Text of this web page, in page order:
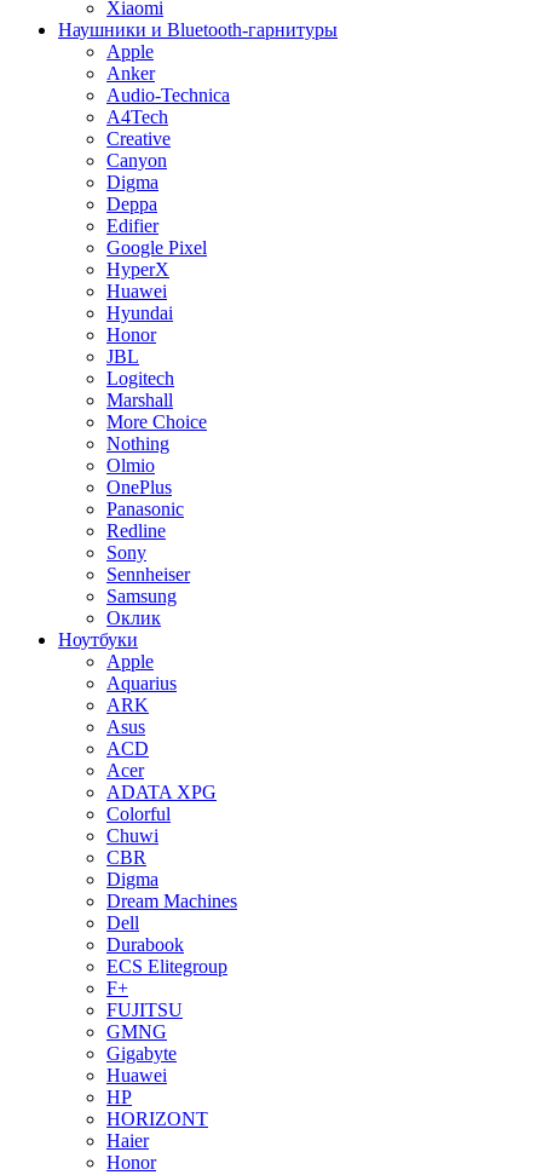
Xiaomi
Наушники и Bluetooth-гарнитуры
Apple
Anker
Audio-Technica
A4Tech
Creative
Canyon
Digma
Deppa
Edifier
Google Pixel
HyperX
Huawei
Hyundai
Honor
JBL
Logitech
Marshall
More Choice
Nothing
Olmio
OnePlus
Panasonic
Redline
Sony
Sennheiser
Samsung
Оклик
Ноутбуки
Apple
Aquarius
ARK
Asus
ACD
Acer
ADATA XPG
Colorful
Chuwi
CBR
Digma
Dream Machines
Dell
Durabook
ECS Elitegroup
F+
FUJITSU
GMNG
Gigabyte
Huawei
HP
HORIZONT
Haier
Honor